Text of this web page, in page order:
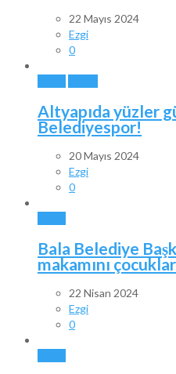
22 Mayıs 2024
Ezgi
0
Altyapıda yüzler
Belediyespor!
20 Mayıs 2024
Ezgi
0
Bala Belediye
makamını
22 Nisan 2024
Ezgi
0